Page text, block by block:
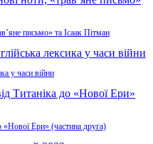
письмо» та Ісаак Пітман
у часи війни
«Нової Ери» (частина друга)